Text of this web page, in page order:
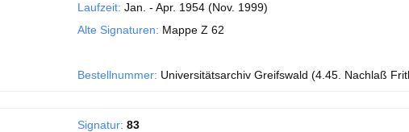
Laufzeit: Jan. - Apr. 1954 (Nov. 1999)
Alte Signaturen: Mappe Z 62
Bestellnummer: Universitätsarchiv Greifswald (4.45. Nachlaß
Signatur: 83